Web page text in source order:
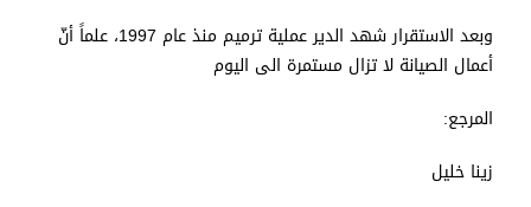
وبعد الاستقرار شهد الدير عملية ترميم منذ عام 1997، علماً أنّ
أعمال الصيانة لا تزال مستمرة الى اليوم
المرجع:
زينا خليل